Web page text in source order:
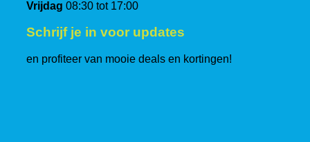
Vrijdag 08:30 tot 17:00
Schrijf je in voor updates
en profiteer van mooie deals en kortingen!